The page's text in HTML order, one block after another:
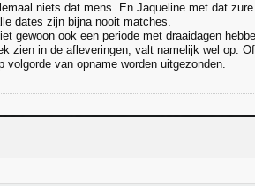
niets dat mens. En Jaqueline met dat
dates zijn bijna nooit matches.
gewoon ook een periode met draaidagen
zien in de afleveringen, valt namelijk wel op.
volgorde van opname worden uitgezonden.